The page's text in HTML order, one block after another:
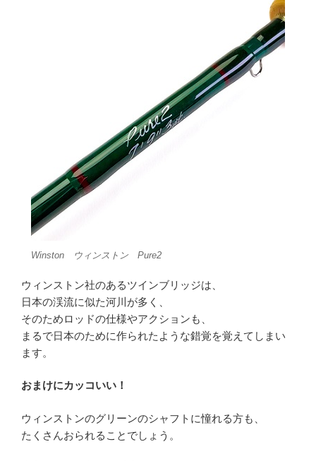
Winston ウィンストン Pure2
ウィンストン社のあるツインブリッジは、
日本の渓流に似た河川が多く、
そのためロッドの仕様やアクションも、
まるで日本のために作られたような錯覚を覚えてしまい
ます。
おまけにカッコいい！
ウィンストンのグリーンのシャフトに憧れる方も、
たくさんおられることでしょう。